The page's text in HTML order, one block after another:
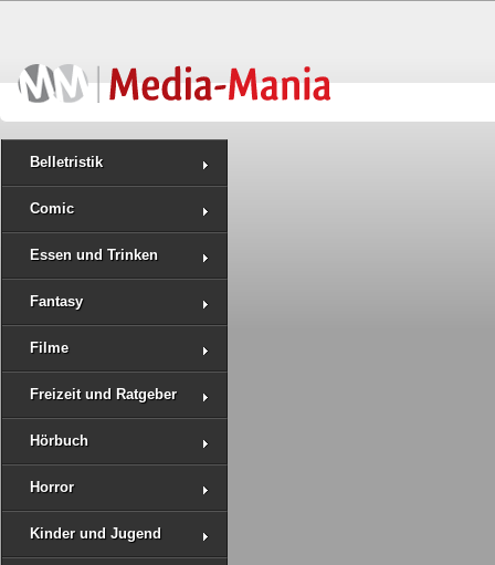
Belletristik
Comic
Essen und Trinken
Fantasy
Filme
Freizeit und Ratgeber
Hörbuch
Horror
Kinder und Jugend